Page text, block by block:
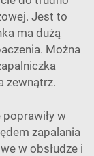
Jest to
ma dużą
Można
zewnątrz.
w
zapalania
w obsłudze i